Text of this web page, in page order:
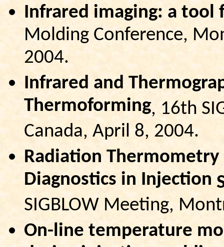
Infrared imaging: a tool
Molding Conference,
2004.
Infrared and
Thermoforming, 16th
Canada, April 8, 2004.
Radiation
Diagnostics in Injection
SIGBLOW Meeting,
On-line temperature